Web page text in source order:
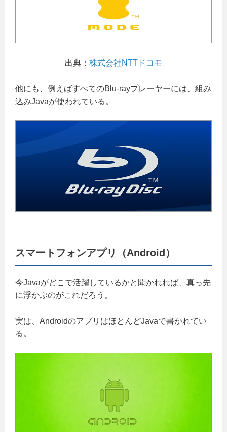
出典： 株式会社NTTドコモ
他にも、例えばすべてのBlu-rayプレーヤーには、組み
込みJavaが使われている。
スマートフォンアプリ（Android）
今Javaがどこで活躍しているかと聞かれれば、真っ先
に浮かぶのがこれだろう。
実は、AndroidのアプリはほとんどJavaで書かれてい
る。